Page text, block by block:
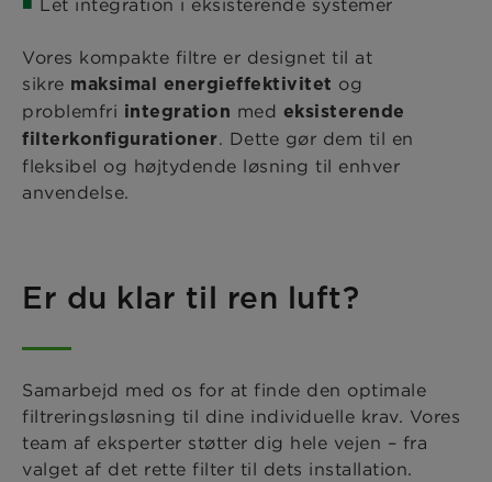
Let integration i eksisterende systemer
Vores kompakte filtre er designet til at
sikre maksimal energieffektivitet og
problemfri integration med eksisterende
filterkonfigurationer. Dette gør dem til en
fleksibel og højtydende løsning til enhver
anvendelse.
Er du klar til ren luft?
Samarbejd med os for at finde den optimale
filtreringsløsning til dine individuelle krav. Vores
team af eksperter støtter dig hele vejen – fra
valget af det rette filter til dets installation.